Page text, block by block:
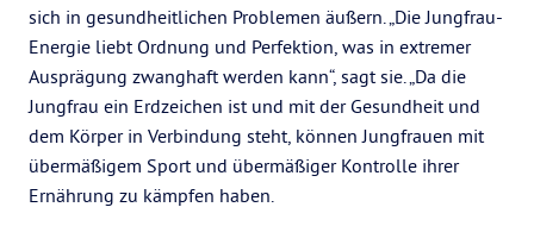
sich in gesundheitlichen Problemen äußern. „Die Jungfrau-
Energie liebt Ordnung und Perfektion, was in extremer
Ausprägung zwanghaft werden kann“, sagt sie. „Da die
Jungfrau ein Erdzeichen ist und mit der Gesundheit und
dem Körper in Verbindung steht, können Jungfrauen mit
übermäßigem Sport und übermäßiger Kontrolle ihrer
Ernährung zu kämpfen haben.